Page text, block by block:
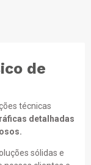
de
técnicas
detalhadas
sólidas e